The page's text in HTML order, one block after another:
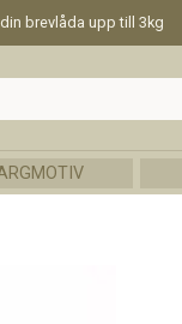
brevlåda upp till 3kg